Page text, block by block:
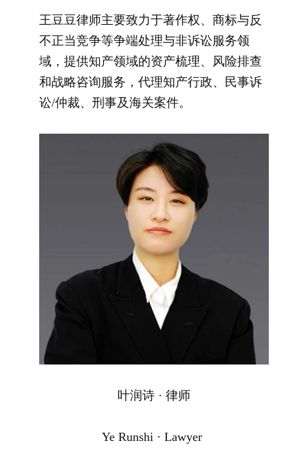
王豆豆律师主要致力于著作权、商标与反
不正当竞争等争端处理与非诉讼服务领
域，提供知产领域的资产梳理、风险排查
和战略咨询服务，代理知产行政、民事诉
讼/仲裁、刑事及海关案件。
叶润诗 · 律师
Ye Runshi · Lawyer